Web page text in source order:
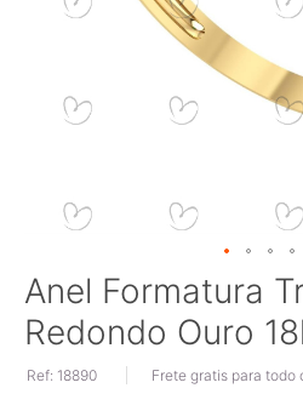
Saltar
para
o
da
Anel Formatura
Redondo Ouro
Ref: 18890 Frete gratis para todo